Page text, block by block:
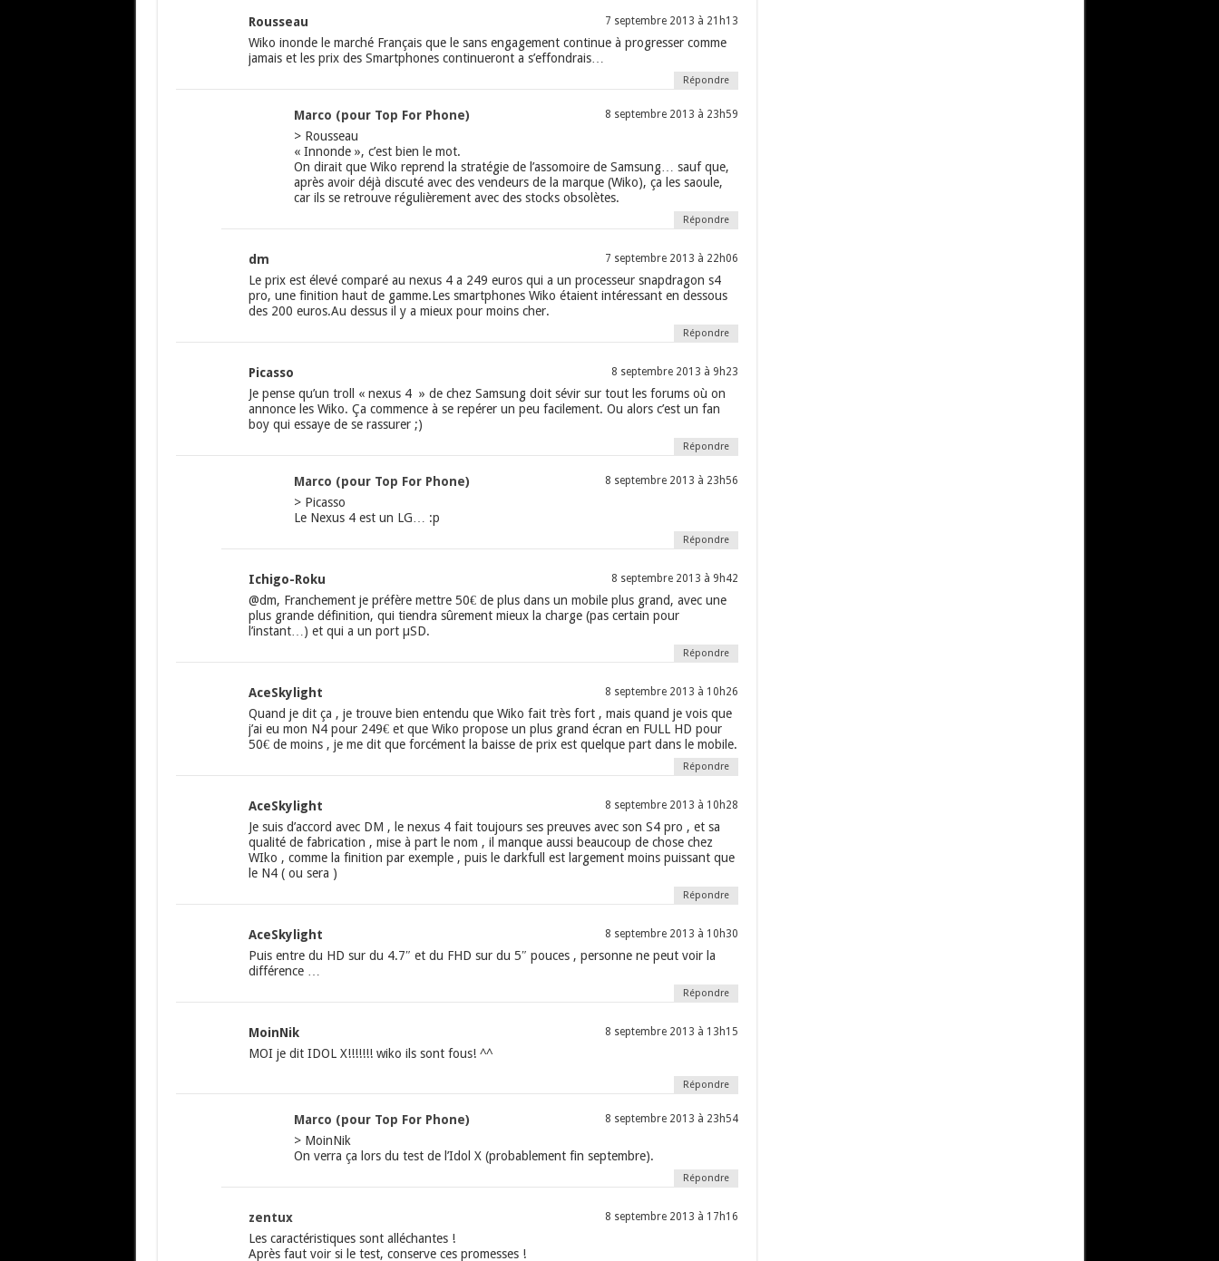
Rousseau 7 septembre 2013 à 21h13
Wiko inonde le marché Français que le sans engagement continue à progresser comme
jamais et les prix des Smartphones continueront a s’effondrais…
Répondre
Marco (pour Top For Phone) 8 septembre 2013 à 23h59
> Rousseau
« Innonde », c’est bien le mot.
On dirait que Wiko reprend la stratégie de l’assomoire de Samsung… sauf que,
après avoir déjà discuté avec des vendeurs de la marque (Wiko), ça les saoule,
car ils se retrouve régulièrement avec des stocks obsolètes.
Répondre
dm 7 septembre 2013 à 22h06
Le prix est élevé comparé au nexus 4 a 249 euros qui a un processeur snapdragon s4
pro, une finition haut de gamme.Les smartphones Wiko étaient intéressant en dessous
des 200 euros.Au dessus il y a mieux pour moins cher.
Répondre
Picasso 8 septembre 2013 à 9h23
Je pense qu’un troll « nexus 4 » de chez Samsung doit sévir sur tout les forums où on
annonce les Wiko. Ça commence à se repérer un peu facilement. Ou alors c’est un fan
boy qui essaye de se rassurer ;)
Répondre
Marco (pour Top For Phone) 8 septembre 2013 à 23h56
> Picasso
Le Nexus 4 est un LG… :p
Répondre
Ichigo-Roku 8 septembre 2013 à 9h42
@dm, Franchement je préfère mettre 50€ de plus dans un mobile plus grand, avec une
plus grande définition, qui tiendra sûrement mieux la charge (pas certain pour
l’instant…) et qui a un port µSD.
Répondre
AceSkylight 8 septembre 2013 à 10h26
Quand je dit ça , je trouve bien entendu que Wiko fait très fort , mais quand je vois que
j’ai eu mon N4 pour 249€ et que Wiko propose un plus grand écran en FULL HD pour
50€ de moins , je me dit que forcément la baisse de prix est quelque part dans le mobile.
Répondre
AceSkylight 8 septembre 2013 à 10h28
Je suis d’accord avec DM , le nexus 4 fait toujours ses preuves avec son S4 pro , et sa
qualité de fabrication , mise à part le nom , il manque aussi beaucoup de chose chez
WIko , comme la finition par exemple , puis le darkfull est largement moins puissant que
le N4 ( ou sera )
Répondre
AceSkylight 8 septembre 2013 à 10h30
Puis entre du HD sur du 4.7″ et du FHD sur du 5″ pouces , personne ne peut voir la
différence …
Répondre
MoinNik 8 septembre 2013 à 13h15
MOI je dit IDOL X!!!!!!! wiko ils sont fous! ^^
Répondre
Marco (pour Top For Phone) 8 septembre 2013 à 23h54
> MoinNik
On verra ça lors du test de l’Idol X (probablement fin septembre).
Répondre
zentux 8 septembre 2013 à 17h16
Les caractéristiques sont alléchantes !
Après faut voir si le test, conserve ces promesses !